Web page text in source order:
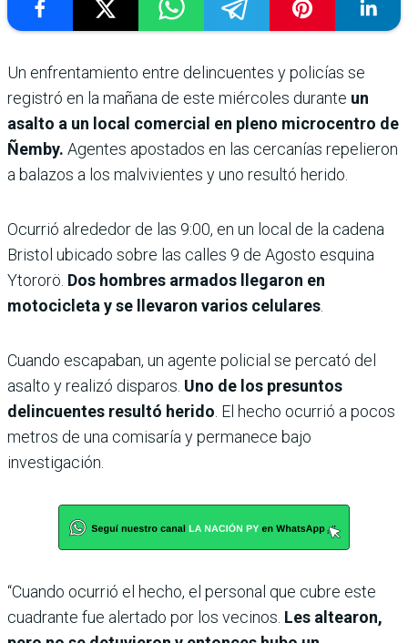
Un enfrentamiento entre delincuentes y policías se
registró en la mañana de este miércoles durante un
asalto a un local comercial en pleno microcentro de
Ñemby. Agentes apostados en las cercanías repelieron
a balazos a los malvivientes y uno resultó herido.
Ocurrió alrededor de las 9:00, en un local de la cadena
Bristol ubicado sobre las calles 9 de Agosto esquina
Ytororö. Dos hombres armados llegaron en
motocicleta y se llevaron varios celulares.
Cuando escapaban, un agente policial se percató del
asalto y realizó disparos. Uno de los presuntos
delincuentes resultó herido. El hecho ocurrió a pocos
metros de una comisaría y permanece bajo
investigación.
“Cuando ocurrió el hecho, el personal que cubre este
cuadrante fue alertado por los vecinos. Les altearon,